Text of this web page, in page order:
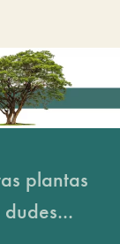
plantas